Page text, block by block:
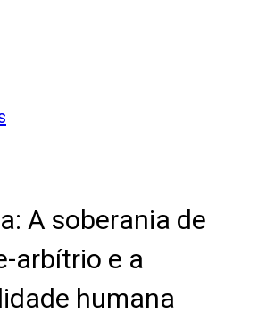
A soberania de
arbítrio e a
humana